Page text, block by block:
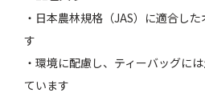
・日本農林規格（JAS）に適合し
す
・環境に配慮し、ティーバッグに
ています